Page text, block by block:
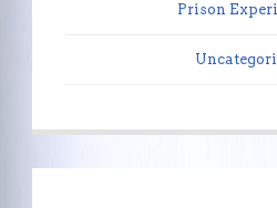
Prison